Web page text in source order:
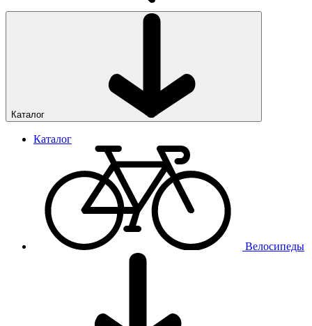
Каталог
Каталог
Велосипеды